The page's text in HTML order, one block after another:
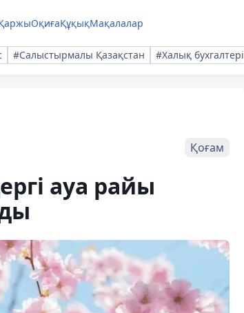
ОқиғаҚұқықМақалалар
#Салыстырмалы Қазақстан #Халық бухгалтері
Қоғам
ауа райы